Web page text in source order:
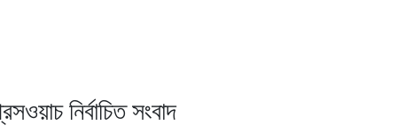
নির্বাচিত সংবাদ